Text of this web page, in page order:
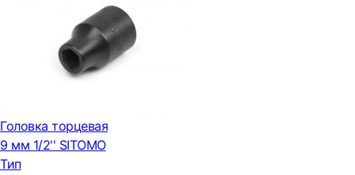
Головка торцевая
9 мм 1/2'' SITOMO
Тип